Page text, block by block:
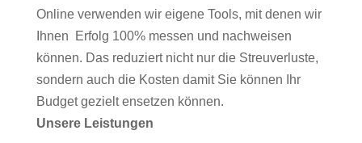
Online verwenden wir eigene Tools, mit denen wir
Ihnen Erfolg 100% messen und nachweisen
können. Das reduziert nicht nur die Streuverluste,
sondern auch die Kosten damit Sie können Ihr
Budget gezielt ensetzen können.
Unsere Leistungen